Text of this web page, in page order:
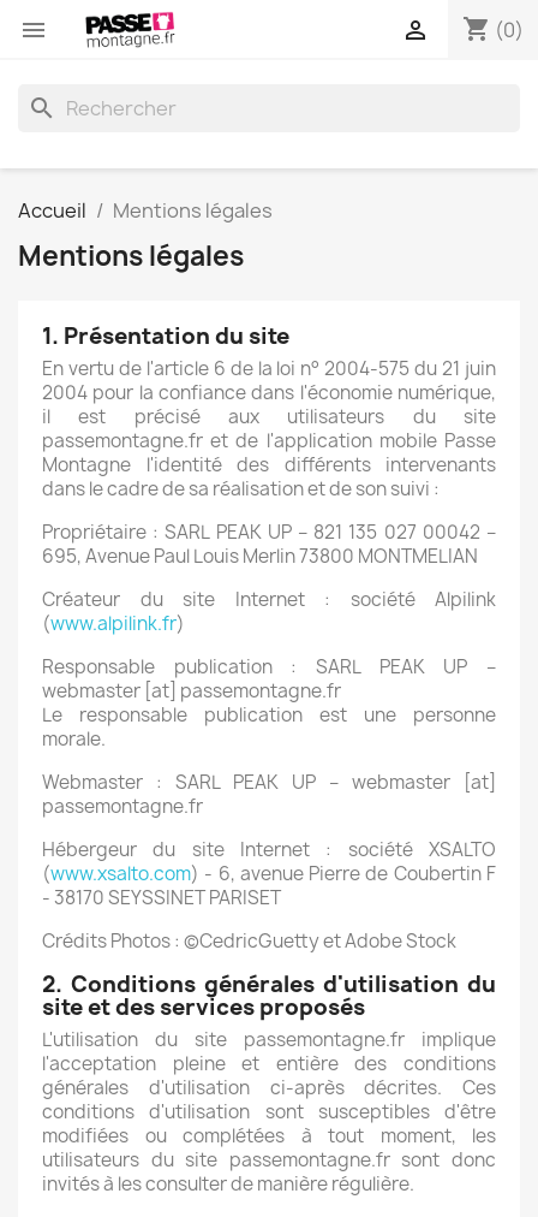
 shopping_cart (0)

search
Accueil Mentions légales
Mentions légales
1. Présentation du site
En vertu de l'article 6 de la loi n° 2004-575 du 21 juin
2004 pour la confiance dans l'économie numérique,
il est précisé aux utilisateurs du site
passemontagne.fr et de l'application mobile Passe
Montagne l'identité des différents intervenants
dans le cadre de sa réalisation et de son suivi :
Propriétaire : SARL PEAK UP – 821 135 027 00042 –
695, Avenue Paul Louis Merlin 73800 MONTMELIAN
Créateur du site Internet : société Alpilink
(www.alpilink.fr)
Responsable publication : SARL PEAK UP –
webmaster [at] passemontagne.fr
Le responsable publication est une personne
morale.
Webmaster : SARL PEAK UP – webmaster [at]
passemontagne.fr
Hébergeur du site Internet : société XSALTO
(www.xsalto.com) - 6, avenue Pierre de Coubertin F
- 38170 SEYSSINET PARISET
Crédits Photos : ©CedricGuetty et Adobe Stock
2. Conditions générales d'utilisation du
site et des services proposés
L'utilisation du site passemontagne.fr implique
l'acceptation pleine et entière des conditions
générales d'utilisation ci-après décrites. Ces
conditions d'utilisation sont susceptibles d'être
modifiées ou complétées à tout moment, les
utilisateurs du site passemontagne.fr sont donc
invités à les consulter de manière régulière.